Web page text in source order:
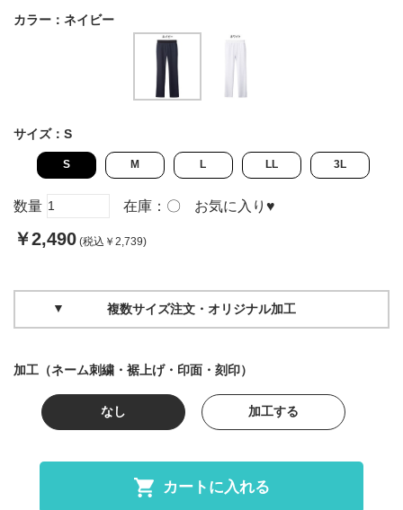
カラー： ネイビー
サイズ： S
S M L LL 3L
数量 在庫： 〇 お気に入り ♥
￥2,490 (税込￥2,739)
複数サイズ注文・オリジナル加工
加工（ネーム刺繍・裾上げ・印面・刻印）
なし 加工する
カートに入れる